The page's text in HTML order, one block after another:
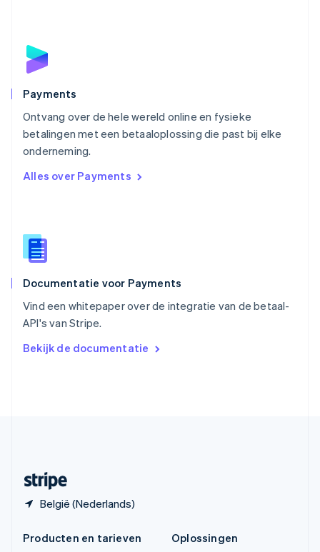
Payments
Ontvang over de hele wereld online en fysieke
betalingen met een betaaloplossing die past bij elke
onderneming.
Alles over Payments
Documentatie voor Payments
Vind een whitepaper over de integratie van de betaal-
API's van Stripe.
Bekijk de documentatie
België (Nederlands)
Polen
English
Português
English
Singapore
English简体中文
EnglishItaliano
Español
Thailand
Tsjechië
Vasteland van China
简体中文English
English
Producten en tarieven
Oplossingen